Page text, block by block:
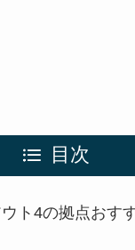
目次
ト4の拠点おす